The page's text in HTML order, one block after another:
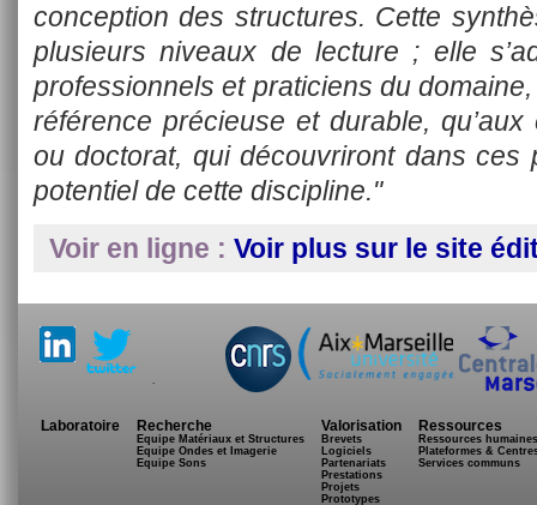
conception des structures. Cette
plusieurs niveaux de lecture ; elle
professionnels et praticiens du
référence précieuse et durable,
ou doctorat, qui découvriront dans
potentiel de cette discipline."
Voir en ligne : Voir plus sur le site
.
Laboratoire Recherche
Equipe Matériaux et Structures
Equipe Ondes et Imagerie
Equipe Sons
Valorisation
Brevets
Logiciels
Partenariats
Prestations
Projets
Prototypes
Ressources
Ressources humaines
Plateformes &
Services communs